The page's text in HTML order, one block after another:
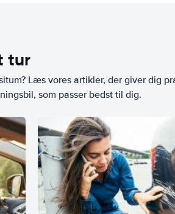
tur
Læs vores artikler, der giver dig
som passer bedst til dig.